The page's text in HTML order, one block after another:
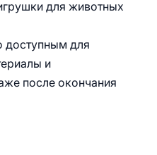
для животных
доступным для
и
после окончания